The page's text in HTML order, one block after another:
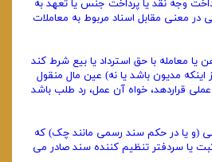
وجه نقد یا پرداخت جنس یا تعهد به
معنی مقابل اسناد مربوط به معاملات
معامله با حق استرداد یا بیع شرط کند
مدیون باشد یا نه) عین مال منقول
عملی قراردهد، خواه آن عمل، رد طلب باشد
(و یا در حکم سند رسمی مانند چک) که
یا سردفتر تنظیم کننده سند صادر می‌